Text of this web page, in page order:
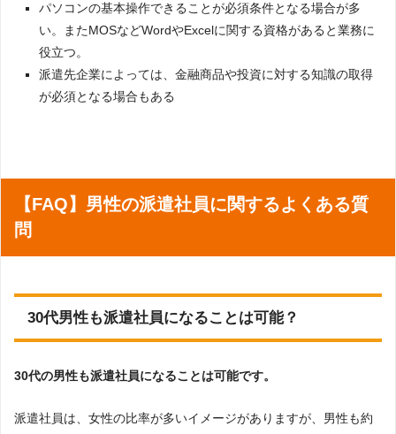
パソコンの基本操作できることが必須条件となる場合が多
い。またMOSなどWordやExcelに関する資格があると業務に
役立つ。
派遣先企業によっては、金融商品や投資に対する知識の取得
が必須となる場合もある
【FAQ】男性の派遣社員に関するよくある質
問
30代男性も派遣社員になることは可能？
30代の男性も派遣社員になることは可能です。
派遣社員は、女性の比率が多いイメージがありますが、男性も約